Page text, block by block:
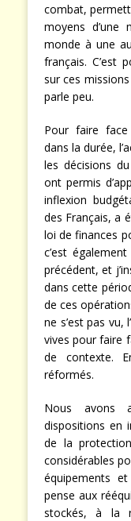
combat,
moyens d’une
monde à une
français. C’est
sur ces
parle peu.
Pour faire face
dans la durée,
les décisions
ont permis
inflexion
des Français, a
loi de finances
c’est
précédent, et
dans cette
de ces
ne s’est pas vu,
vives pour faire
de contexte.
réformés.
Nous avons
dispositions en
de la
considérables
équipements
pense aux
stockés, à la